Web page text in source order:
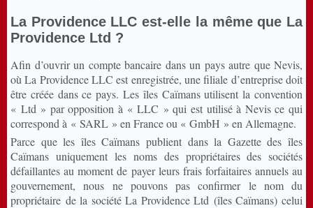
La Providence LLC est-elle la même que La
Providence Ltd ?
Afin d’ouvrir un compte bancaire dans un pays autre que Nevis,
où La Providence LLC est enregistrée, une filiale d’entreprise doit
être créée dans ce pays. Les îles Caïmans utilisent la convention
« Ltd » par opposition à « LLC » qui est utilisé à Nevis ce qui
correspond à « SARL » en France ou « GmbH » en Allemagne.
Parce que les îles Caïmans publient dans la Gazette des îles
Caïmans uniquement les noms des propriétaires des sociétés
défaillantes au moment de payer leurs frais forfaitaires annuels au
gouvernement, nous ne pouvons pas confirmer le nom du
propriétaire de la société La Providence Ltd (îles Caïmans) celui